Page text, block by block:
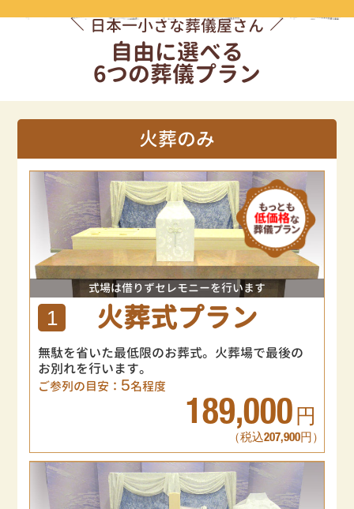
日本一小さな葬儀屋さん
自由に選べる
6つの葬儀プラン
火葬のみ
式場は借りずセレモニーを行います
1 火葬式プラン
無駄を省いた最低限のお葬式。火葬場で最後の
お別れを行います。
ご参列の目安： 5名程度
189,000 円
（税込207,900円）